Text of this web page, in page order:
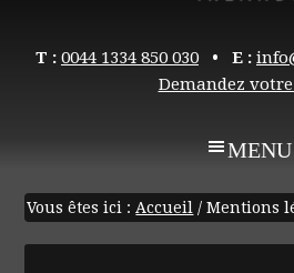
T : 0044 1334 850 030 • E :
Demandez
Vous êtes ici :Accueil / Mentions